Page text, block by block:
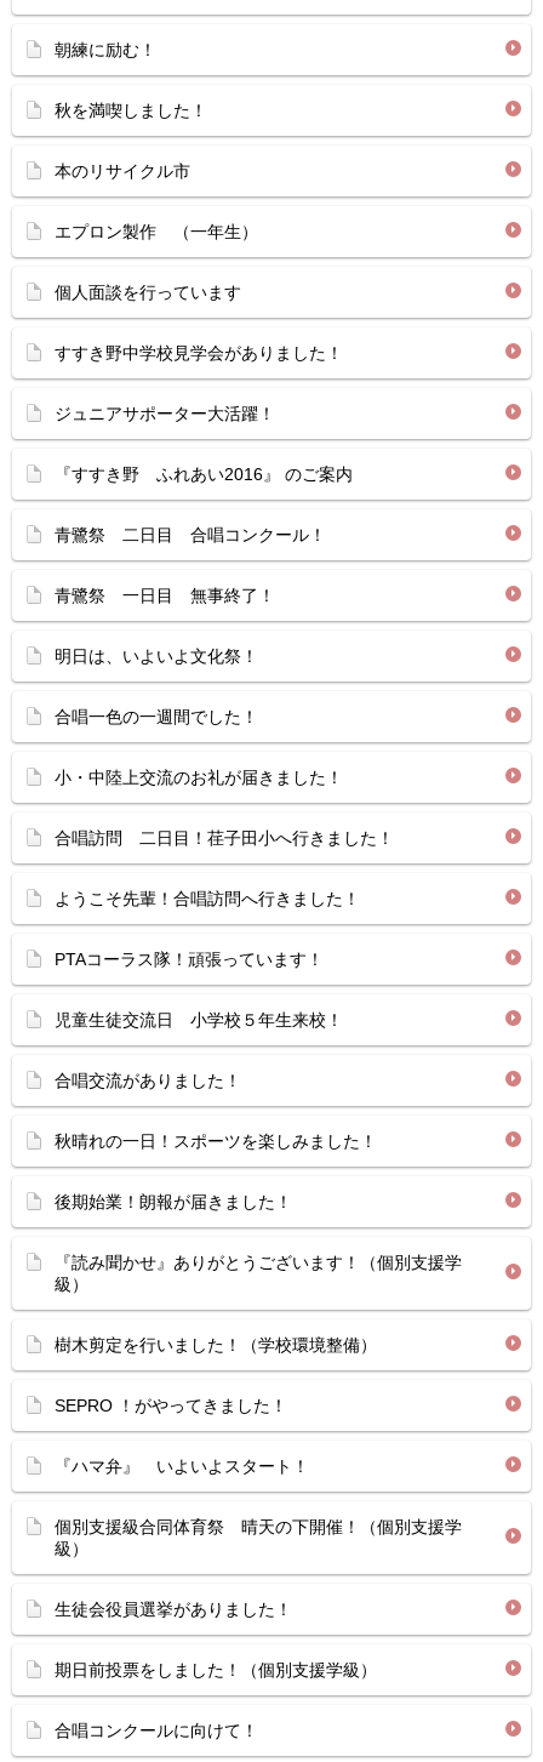
朝練に励む！
秋を満喫しました！
本のリサイクル市
エプロン製作 （一年生）
個人面談を行っています
すすき野中学校見学会がありました！
ジュニアサポーター大活躍！
『すすき野 ふれあい2016』 のご案内
青鷺祭 二日目 合唱コンクール！
青鷺祭 一日目 無事終了！
明日は、いよいよ文化祭！
合唱一色の一週間でした！
小・中陸上交流のお礼が届きました！
合唱訪問 二日目！荏子田小へ行きました！
ようこそ先輩！合唱訪問へ行きました！
PTAコーラス隊！頑張っています！
児童生徒交流日 小学校５年生来校！
合唱交流がありました！
秋晴れの一日！スポーツを楽しみました！
後期始業！朗報が届きました！
『読み聞かせ』ありがとうございます！（個別支援学
級）
樹木剪定を行いました！（学校環境整備）
SEPRO ！がやってきました！
『ハマ弁』 いよいよスタート！
個別支援級合同体育祭 晴天の下開催！（個別支援学
級）
生徒会役員選挙がありました！
期日前投票をしました！（個別支援学級）
合唱コンクールに向けて！